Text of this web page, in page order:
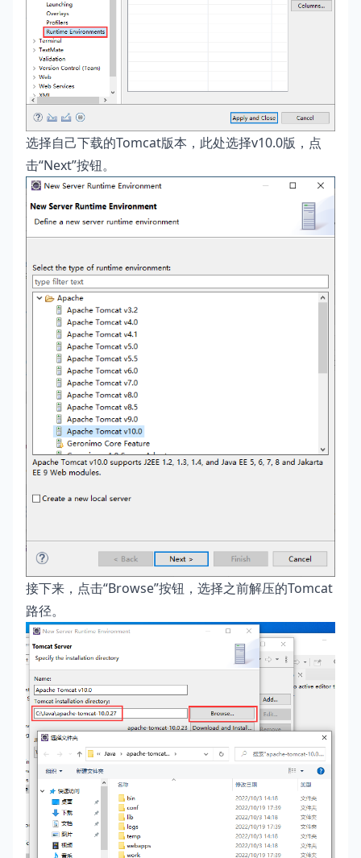
选择自己下载的Tomcat版本，此处选择v10.0版，点
击“Next”按钮。
接下来，点击“Browse”按钮，选择之前解压的Tomcat
路径。